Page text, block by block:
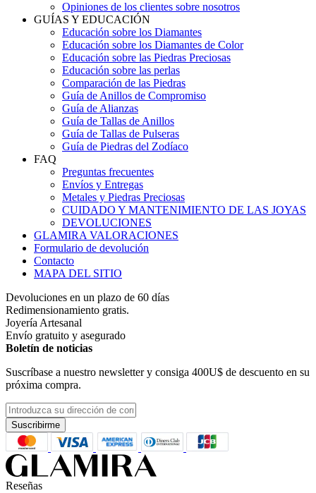
Opiniones de los clientes sobre nosotros
GUÍAS Y EDUCACIÓN
Educación sobre los Diamantes
Educación sobre los Diamantes de Color
Educación sobre las Piedras Preciosas
Educación sobre las perlas
Comparación de las Piedras
Guía de Anillos de Compromiso
Guía de Alianzas
Guía de Tallas de Anillos
Guía de Tallas de Pulseras
Guía de Piedras del Zodíaco
FAQ
Preguntas frecuentes
Envíos y Entregas
Metales y Piedras Preciosas
CUIDADO Y MANTENIMIENTO DE LAS JOYAS
DEVOLUCIONES
GLAMIRA VALORACIONES
Formulario de devolución
Contacto
MAPA DEL SITIO
Devoluciones en un plazo de 60 días
Redimensionamiento gratis.
Joyería Artesanal
Envío gratuito y asegurado
Boletín de noticias
Suscríbase a nuestro newsletter y consiga 400U$ de descuento en su
próxima compra.
Suscribirme
Reseñas